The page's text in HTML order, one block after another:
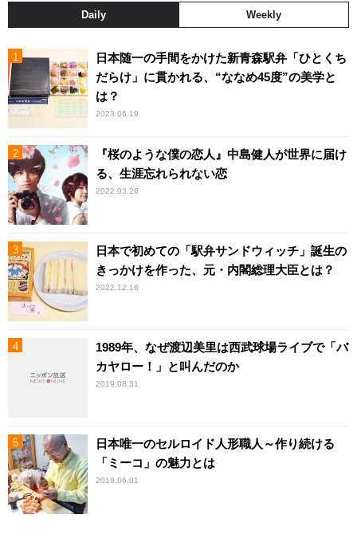
Daily Weekly
日本随一の手間をかけた新青森駅弁「ひとくち
だらけ」に貫かれる、“ななめ45度”の美学と
は？
2023.06.19
『桜のような僕の恋人』中島健人が世界に届け
る、生涯忘れられない恋
2022.03.26
日本で初めての「駅弁サンドウィッチ」誕生の
きっかけを作った、元・内閣総理大臣とは？
2022.12.16
1989年、なぜ渡辺美里は西武球場ライブで「バ
カヤロー！」と叫んだのか
2019.08.31
日本唯一のセルロイド人形職人～作り続ける
「ミーコ」の魅力とは
2019.06.01